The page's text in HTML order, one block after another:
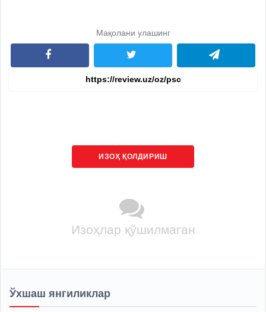
Мақолани улашинг
ИЗОҲ ҚОЛДИРИШ
Изоҳлар қўшилмаган
Ўхшаш янгиликлар